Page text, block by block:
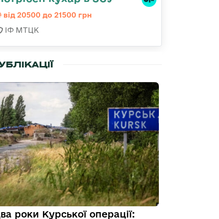
від 20500 до 21500 грн
ІФ МТЦК
роки Курської операції: